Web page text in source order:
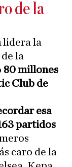
de la
lidera la
la
80 millones
Club de
esa
partidos
caro de la